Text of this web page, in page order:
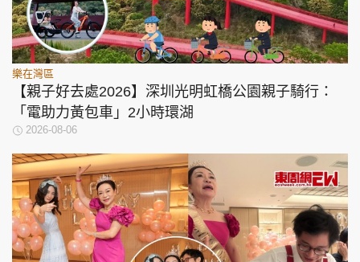
樂在灣區
【親子好去處2026】深圳光明虹橋公園親子騎行：
「電助力黃包車」2小時環湖
2026-08-06